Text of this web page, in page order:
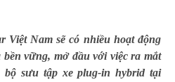
Việt Nam sẽ có nhiều hoạt động
vững, mở đầu với việc ra mắt
bộ sưu tập xe plug-in hybrid tại